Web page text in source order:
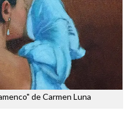
de Carmen Luna